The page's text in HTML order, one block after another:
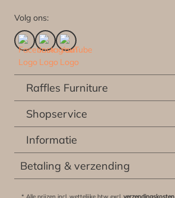
Volg ons:
Raffles Furniture
Shopservice
Informatie
Betaling & verzending